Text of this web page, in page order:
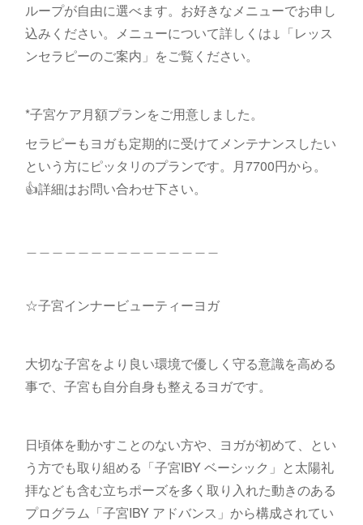
ループが自由に選べます。お好きなメニューでお申し
込みください。メニューについて詳しくは↓「レッス
ンセラピーのご案内」をご覧ください。
*子宮ケア月額プランをご用意しました。
セラピーもヨガも定期的に受けてメンテナンスしたい
という方にピッタリのプランです。月7700円から。
👍詳細はお問い合わせ下さい。
☆子宮インナービューティーヨガ
大切な子宮をより良い環境で優しく守る意識を高める
事で、子宮も自分自身も整えるヨガです。
日頃体を動かすことのない方や、ヨガが初めて、とい
う方でも取り組める「子宮IBY ベーシック」と太陽礼
拝なども含む立ちポーズを多く取り入れた動きのある
プログラム「子宮IBY アドバンス」から構成されてい